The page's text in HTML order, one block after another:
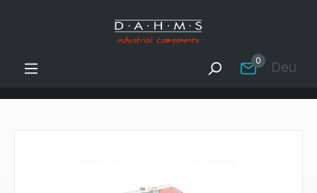
Zum Hauptinhalt springen
0